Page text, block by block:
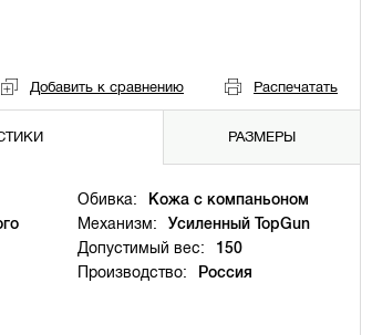
Добавить к сравнению Распечатать
РАЗМЕРЫ
Обивка:
Кожа с компаньоном
Механизм:
Усиленный TopGun
Допустимый вес:
150
Производство:
Россия